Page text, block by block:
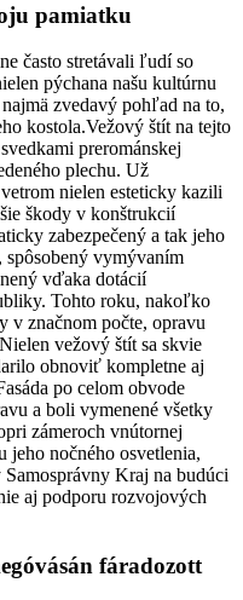
pamiatku
často stretávali ľudí so
pýchana našu kultúrnu
zvedavý pohľad na to,
kostola.Vežový štít na tejto
prerománskej
plechu. Už
nielen esteticky kazili
škody v konštrukcií
zabezpečený a tak jeho
vymývaním
vďaka dotácií
Tohto roku, nakoľko
v značnom počte, opravu
vežový štít sa skvie
obnoviť kompletne aj
po celom obvode
a boli vymenené všetky
zámeroch vnútornej
jeho nočného osvetlenia,
Kraj na budúci
aj podporu rozvojových
fáradozott